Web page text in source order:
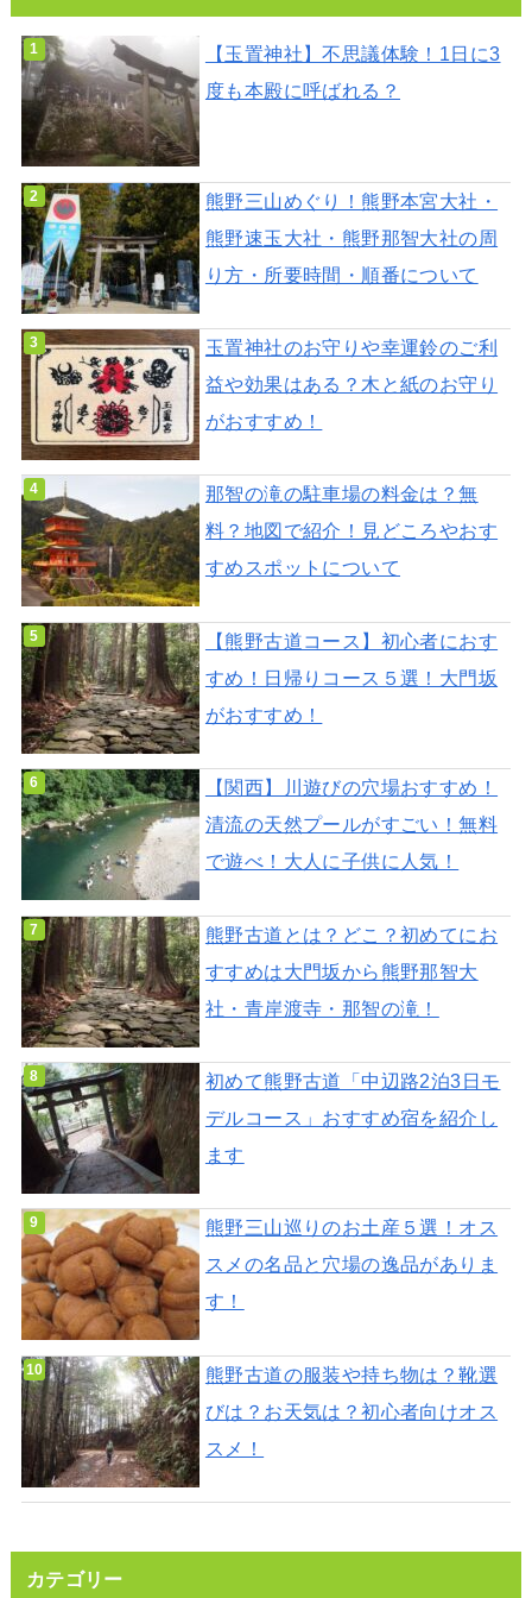
【玉置神社】不思議体験！1日に3
度も本殿に呼ばれる？
熊野三山めぐり！熊野本宮大社・
熊野速玉大社・熊野那智大社の周
り方・所要時間・順番について
玉置神社のお守りや幸運鈴のご利
益や効果はある？木と紙のお守り
がおすすめ！
那智の滝の駐車場の料金は？無
料？地図で紹介！見どころやおす
すめスポットについて
【熊野古道コース】初心者におす
すめ！日帰りコース５選！大門坂
がおすすめ！
【関西】川遊びの穴場おすすめ！
清流の天然プールがすごい！無料
で遊べ！大人に子供に人気！
熊野古道とは？どこ？初めてにお
すすめは大門坂から熊野那智大
社・青岸渡寺・那智の滝！
初めて熊野古道「中辺路2泊3日モ
デルコース」おすすめ宿を紹介し
ます
熊野三山巡りのお土産５選！オス
スメの名品と穴場の逸品がありま
す！
熊野古道の服装や持ち物は？靴選
びは？お天気は？初心者向けオス
スメ！
カテゴリー